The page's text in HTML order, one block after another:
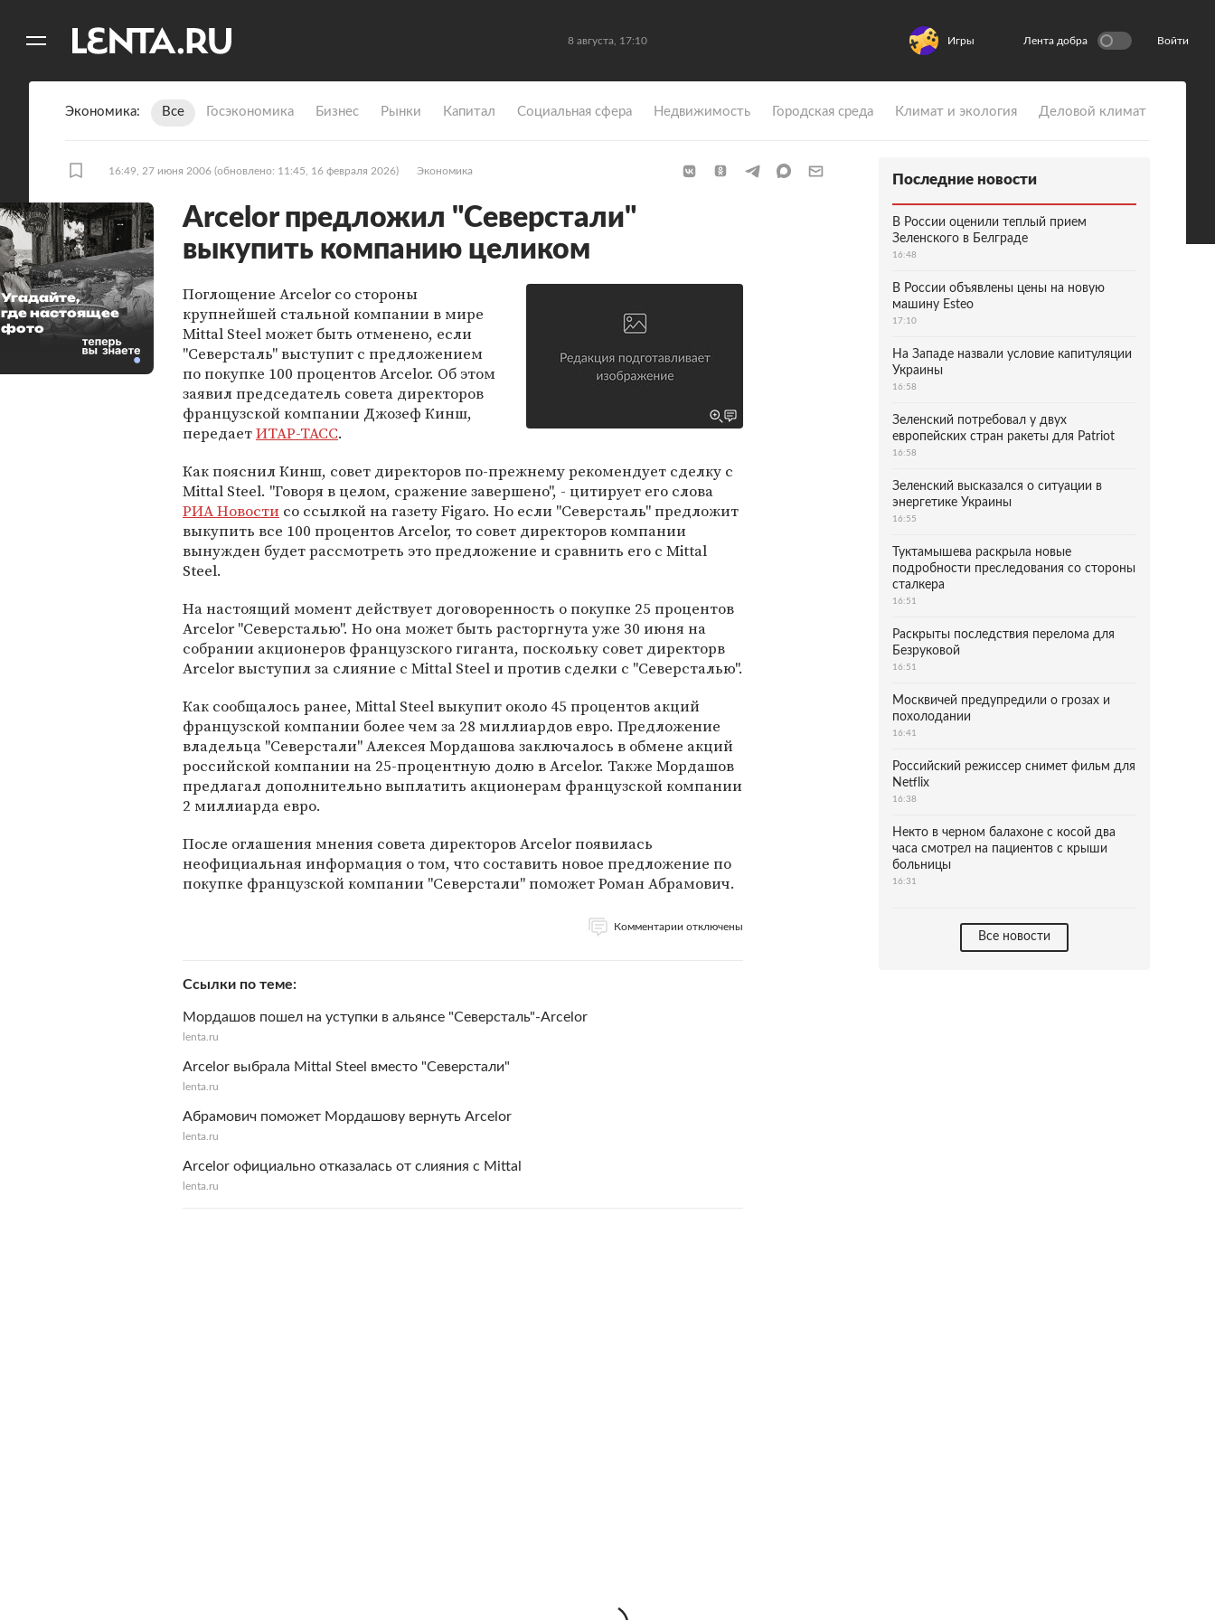
8 августа, 17:10 Игры Лента добра Войти
Экономика Все Госэкономика Бизнес Рынки Капитал Социальная сфера Недвижимость Городская среда Климат и экология Деловой климат
16:49, 27 июня 2006 (обновлено: 11:45, 16 февраля 2026) Экономика
Arcelor предложил "Северстали"
выкупить компанию целиком
Поглощение Arcelor со стороны
крупнейшей стальной компании в мире
Mittal Steel может быть отменено, если
"Северсталь" выступит с предложением
по покупке 100 процентов Arcelor. Об этом
заявил председатель совета директоров
французской компании Джозеф Кинш,
передаетИТАР-ТАСС.
Как пояснил Кинш, совет директоров по-прежнему рекомендует сделку с
Mittal Steel. "Говоря в целом, сражение завершено", - цитирует его слова
РИА Новости со ссылкой на газету Figaro. Но если "Северсталь" предложит
выкупить все 100 процентов Arcelor, то совет директоров компании
вынужден будет рассмотреть это предложение и сравнить его с Mittal
Steel.
На настоящий момент действует договоренность о покупке 25 процентов
Arcelor "Северсталью". Но она может быть расторгнута уже 30 июня на
собрании акционеров французского гиганта, поскольку совет директорв
Arcelor выступил за слияние с Mittal Steel и против сделки с "Северсталью".
Как сообщалось ранее, Mittal Steel выкупит около 45 процентов акций
французской компании более чем за 28 миллиардов евро. Предложение
владельца "Северстали" Алексея Мордашова заключалось в обмене акций
российской компании на 25-процентную долю в Arcelor. Также Мордашов
предлагал дополнительно выплатить акционерам французской компании
2 миллиарда евро.
После оглашения мнения совета директоров Arcelor появилась
неофициальная информация о том, что составить новое предложение по
покупке французской компании "Северстали" поможет Роман Абрамович.
Комментарии отключены
Ссылки по теме
Мордашов пошел на уступки в альянсе "Северсталь"-Arcelor
lenta.ru
Arcelor выбрала Mittal Steel вместо "Северстали"
lenta.ru
Абрамович поможет Мордашову вернуть Arcelor
lenta.ru
Arcelor официально отказалась от слияния с Mittal
lenta.ru
Угадайте,
где настоящее
фото
Последние новости
В России оценили теплый прием
Зеленского в Белграде
16:48
В России объявлены цены на новую
машину Esteo
17:10
На Западе назвали условие капитуляции
Украины
16:58
Зеленский потребовал у двух
европейских стран ракеты для Patriot
16:58
Зеленский высказался о ситуации в
энергетике Украины
16:55
Туктамышева раскрыла новые
подробности преследования со стороны
сталкера
16:51
Раскрыты последствия перелома для
Безруковой
16:51
Москвичей предупредили о грозах и
похолодании
16:41
Российский режиссер снимет фильм для
Netflix
16:38
Некто в черном балахоне с косой два
часа смотрел на пациентов с крыши
больницы
16:31
Все новости